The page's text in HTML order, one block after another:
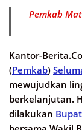
Pemkab
Kantor-
(Pemkab)
mewujudkan
berkelanjutan.
dilakukan